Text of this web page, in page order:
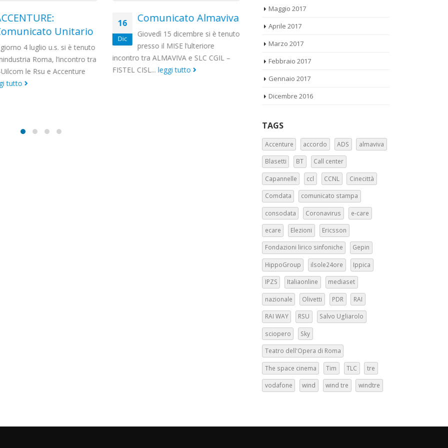
Comunicato Almaviva
Giovedì 15 dicembre si è tenuto
presso il MISE l’ulteriore
tra ALMAVIVA e SLC CGIL –
leggi tutto
23
Lug
IL SOLE 24 ORE:
Trasferimento ramo
d’azienda
Gentili signori, In relazione alla Vostra
comunicazione relativa al
06
lunga estate calda a
produzione news
In seguito alla riunione di martedi 26
leggi tutto
TAGS
Accenture accordo ADS almaviva
Blasetti BT Call center
Capannelle ccl CCNL Cinecittà
Comdata comunicato stampa
consodata Coronavirus e-care
ecare Elezioni Ericsson
Fondazioni lirico sinfoniche Gepin
HippoGroup ilsole24ore Ippica
IPZS Italiaonline mediaset
nazionale Olivetti PDR RAI
RAI WAY RSU Salvo Ugliarolo
sciopero Sky
Teatro dell'Opera di Roma
The space cinema Tim TLC tre
vodafone wind wind tre windtre